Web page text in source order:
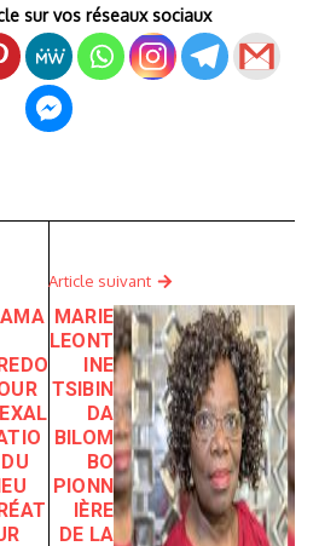
sur vos réseaux sociaux
Article suivant
MARIE
LEONT
INE
TSIBIN
DA
BILOM
BO
PIONN
IÈRE
DE LA